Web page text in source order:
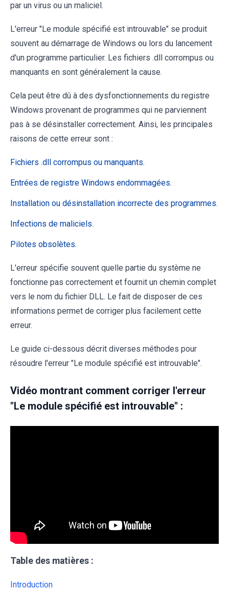
par un virus ou un maliciel.
L'erreur "Le module spécifié est introuvable" se produit
souvent au démarrage de Windows ou lors du lancement
d'un programme particulier. Les fichiers .dll corrompus ou
manquants en sont généralement la cause.
Cela peut être dû à des dysfonctionnements du registre
Windows provenant de programmes qui ne parviennent
pas à se désinstaller correctement. Ainsi, les principales
raisons de cette erreur sont :
Fichiers .dll corrompus ou manquants.
Entrées de registre Windows endommagées.
Installation ou désinstallation incorrecte des programmes.
Infections de maliciels.
Pilotes obsolètes.
L'erreur spécifie souvent quelle partie du système ne
fonctionne pas correctement et fournit un chemin complet
vers le nom du fichier DLL. Le fait de disposer de ces
informations permet de corriger plus facilement cette
erreur.
Le guide ci-dessous décrit diverses méthodes pour
résoudre l'erreur "Le module spécifié est introuvable".
Vidéo montrant comment corriger l'erreur
"Le module spécifié est introuvable" :
Table des matières :
Introduction